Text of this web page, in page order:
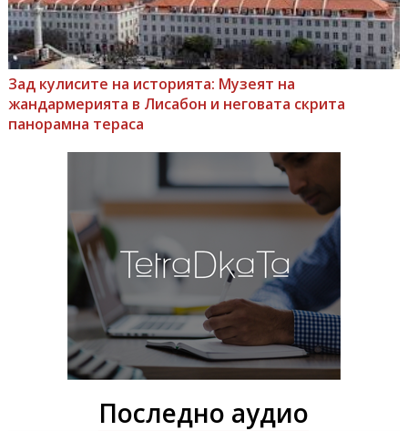
Зад кулисите на историята: Музеят на
жандармерията в Лисабон и неговата скрита
панорамна тераса
Последно аудио